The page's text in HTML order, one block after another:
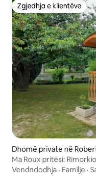
Zgjedhja e klientëve
Zgjedhja e klientëve
Dhomë private në
Ma Roux
Vendndodhja · Familje ·